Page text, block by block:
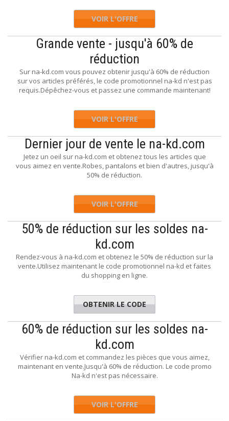
VOIR L'OFFRE
Grande vente - jusqu'à 60% de
réduction
Sur na-kd.com vous pouvez obtenir jusqu'à 60% de réduction
sur vos articles préférés, le code promotionnel na-kd n'est pas
requis.Dépêchez-vous et passez une commande maintenant!
VOIR L'OFFRE
Dernier jour de vente le na-kd.com
Jetez un oeil sur na-kd.com et obtenez tous les articles que
vous aimez en vente.Robes, pantalons et bien d'autres, jusqu'à
50% de réduction.
VOIR L'OFFRE
50% de réduction sur les soldes na-
kd.com
Rendez-vous à na-kd.com et obtenez le 50% de réduction sur la
vente.Utilisez maintenant le code promotionnel na-kd et faites
du shopping en ligne.
ACKWEEK
OBTENIR LE CODE
60% de réduction sur les soldes na-
kd.com
Vérifier na-kd.com et commandez les pièces que vous aimez,
maintenant en vente.Jusqu'à 60% de réduction. Le code promo
Na-kd n'est pas nécessaire.
VOIR L'OFFRE